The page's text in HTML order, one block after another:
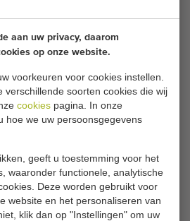
aan uw privacy, daarom
op onze website.
voorkeuren voor cookies instellen.
verschillende soorten cookies die wij
cookies pagina. In onze
hoe we uw persoonsgegevens
geeft u toestemming voor het
waaronder functionele, analytische
Deze worden gebruikt voor
website en het personaliseren van
klik dan op "Instellingen" om uw
(Lengte x Breedte x Hoogte)
130 cm(Breedte)
Aankoopproces
SPK130A zelfrijdende
inmiddels verkocht.
worden wanneer er een